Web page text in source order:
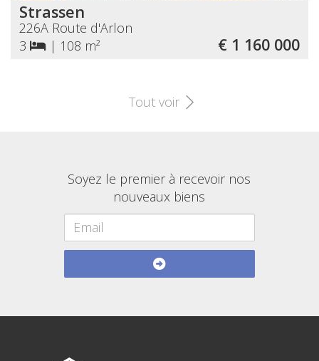
Strassen
226A Route d'Arlon
3
| 108 m² € 1 160 000
Tout voir
Soyez le premier à recevoir nos
nouveaux biens